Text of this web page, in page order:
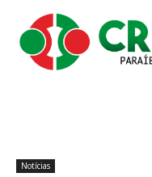
Notícias